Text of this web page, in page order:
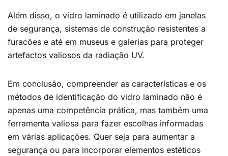
Além disso, o vidro laminado é utilizado em janelas
de segurança, sistemas de construção resistentes a
furacões e até em museus e galerias para proteger
artefactos valiosos da radiação UV.
Em conclusão, compreender as características e os
métodos de identificação do vidro laminado não é
apenas uma competência prática, mas também uma
ferramenta valiosa para fazer escolhas informadas
em várias aplicações. Quer seja para aumentar a
segurança ou para incorporar elementos estéticos